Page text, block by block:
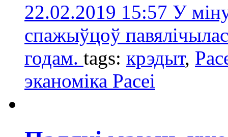
22.02.2019 15:57 У
спажыўцоў
годам. tags: крэдыт,
эканоміка Расеі